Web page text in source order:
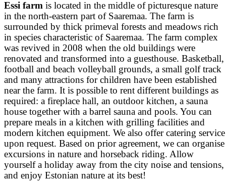
Essi farm is located in the middle of picturesque nature
in the north-eastern part of Saaremaa. The farm is
surrounded by thick primeval forests and meadows rich
in species characteristic of Saaremaa. The farm complex
was revived in 2008 when the old buildings were
renovated and transformed into a guesthouse. Basketball,
football and beach volleyball grounds, a small golf track
and many attractions for children have been established
near the farm. It is possible to rent different buildings as
required: a fireplace hall, an outdoor kitchen, a sauna
house together with a barrel sauna and pools. You can
prepare meals in a kitchen with grilling facilities and
modern kitchen equipment. We also offer catering service
upon request. Based on prior agreement, we can organise
excursions in nature and horseback riding. Allow
yourself a holiday away from the city noise and tensions,
and enjoy Estonian nature at its best!